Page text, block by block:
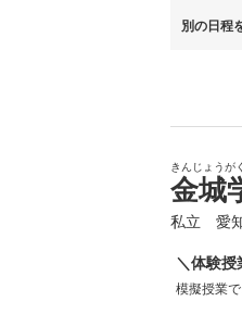
別の日程
きんじょうが
金城
私立 愛
＼体験授
模擬授業